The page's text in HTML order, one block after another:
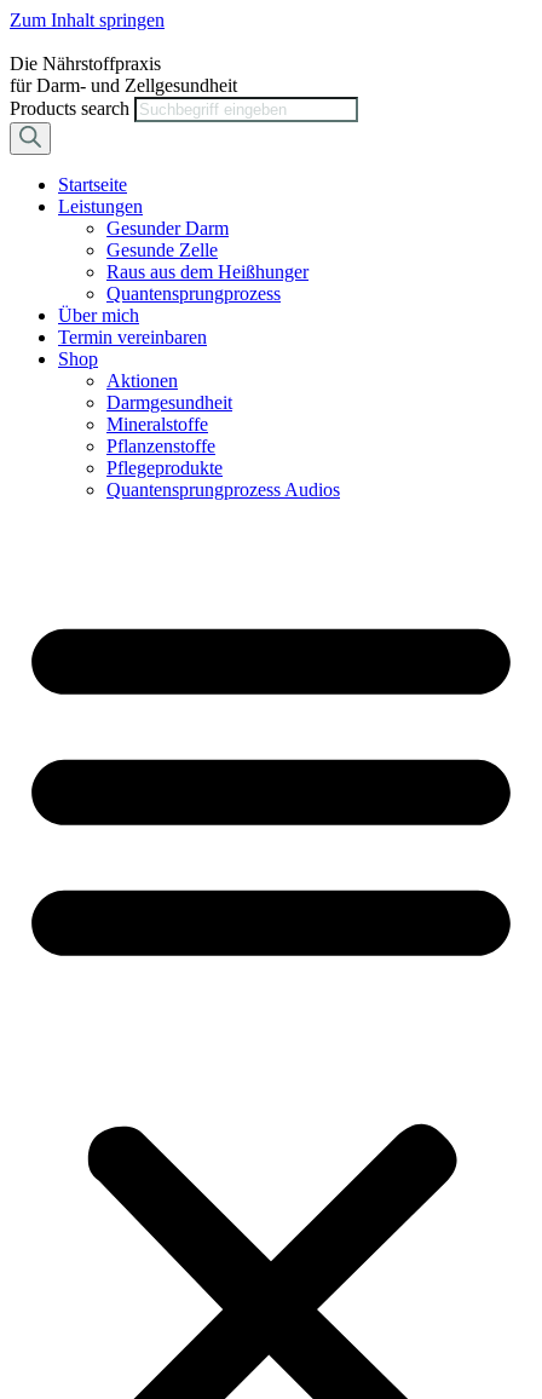
Zum Inhalt springen
Die Nährstoffpraxis
für Darm- und Zellgesundheit
Products search
Startseite
Leistungen
Gesunder Darm
Gesunde Zelle
Raus aus dem Heißhunger
Quantensprungprozess
Über mich
Termin vereinbaren
Shop
Aktionen
Darmgesundheit
Mineralstoffe
Pflanzenstoffe
Pflegeprodukte
Quantensprungprozess Audios